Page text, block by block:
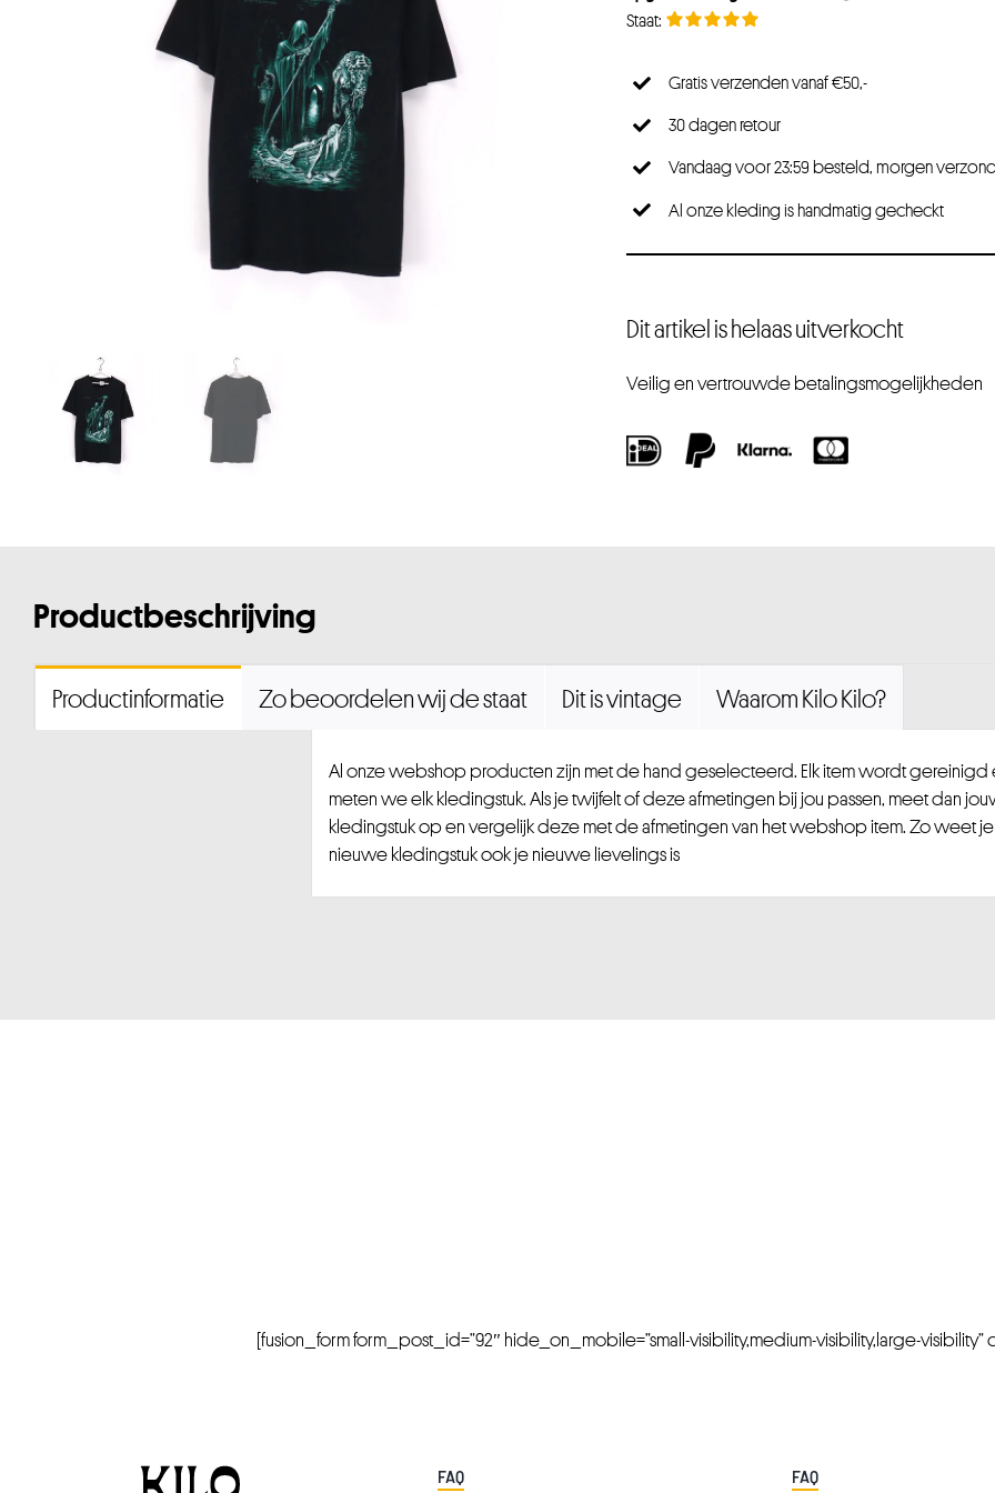
Gratis verzenden vanaf €50,-
30 dagen retour
Vandaag voor 23:59 besteld, morgen
Al onze kleding is handmatig gecheckt
Dit artikel is helaas uitverkocht
Veilig en vertrouwde betalingsmogelijkheden
Productbeschrijving
Productinformatie Zo beoordelen wij de staat Dit is vintage Waarom Kilo Kilo?
Al onze webshop producten zijn met de hand geselecteerd. Elk item wordt gereinigd
meten we elk kledingstuk. Als je twijfelt of deze afmetingen bij jou passen, meet dan
kledingstuk op en vergelijk deze met de afmetingen van het webshop item. Zo weet
nieuwe kledingstuk ook je nieuwe lievelings is
[fusion_form form_post_id=”92″ hide_on_mobile=”small-visibility,medium-visibility,large-visibility”
FAQ FAQ